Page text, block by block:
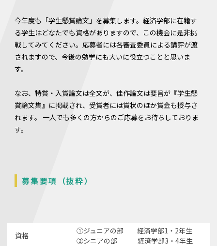
今年度も「学生懸賞論文」を募集します。経済学部に在籍す
る学生はどなたでも資格がありますので、この機会に是非挑
戦してみてください。応募者には各審査委員による講評が渡
されますので、今後の勉学にも大いに役立つことと思いま
す。
なお、特賞・入賞論文は全文が、佳作論文は要旨が『学生懸
賞論文集』に掲載され、受賞者には賞状のほか賞金も授与さ
れます。 一人でも多くの方からのご応募をお待ちしておりま
す。
募集要項（抜粋）
資格
①ジュニアの部 経済学部1・2年生
②シニアの部 経済学部3・4年生